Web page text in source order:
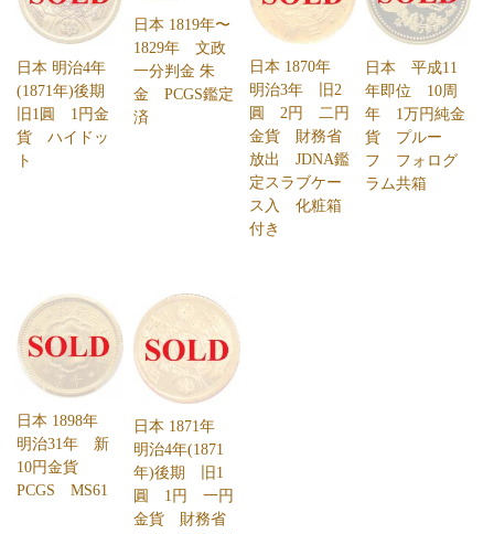
日本 明治4年
(1871年)後期
旧1圓 1円金
貨 ハイドッ
ト
日本 1819年〜
1829年 文政
一分判金 朱
金 PCGS鑑定
済
日本 1870年
明治3年 旧2
圓 2円 二円
金貨 財務省
放出 JDNA鑑
定スラブケー
ス入 化粧箱
付き
日本 平成11
年即位 10周
年 1万円純金
貨 プルー
フ フォログ
ラム共箱
日本 1898年
明治31年 新
10円金貨
PCGS MS61
日本 1871年
明治4年(1871
年)後期 旧1
圓 1円 一円
金貨 財務省